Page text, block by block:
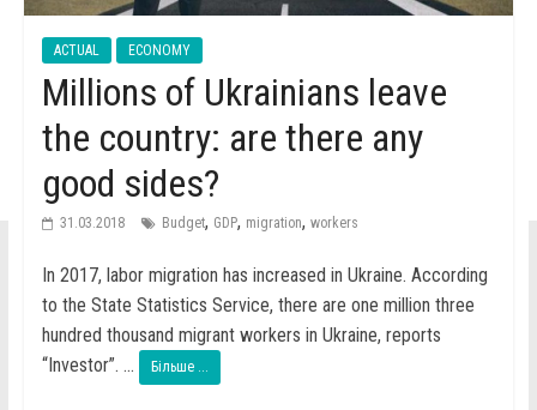
ACTUAL ECONOMY
Millions of Ukrainians leave
the country: are there any
good sides?
31.03.2018 Budget, GDP, migration, workers
In 2017, labor migration has increased in Ukraine. According
to the State Statistics Service, there are one million three
hundred thousand migrant workers in Ukraine, reports
“Investor”. ...
Більше ...